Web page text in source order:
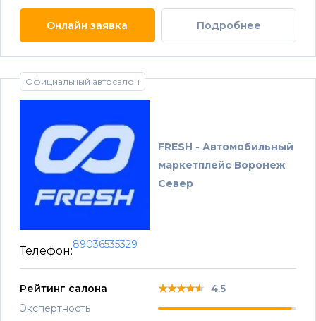
Онлайн заявка Подробнее
Официальный автосалон
FRESH - Автомобильный
маркетплейс Воронеж
Север
Телефон:
89036535329
Рейтинг салона ★★★★★
★★★★★
★★★★★ 4.5
Экспертность